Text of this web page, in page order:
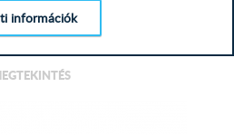
900Ft
információk